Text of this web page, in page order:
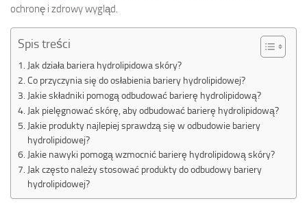
ochronę i zdrowy wygląd.
Spis treści
Jak działa bariera hydrolipidowa skóry?
Co przyczynia się do osłabienia bariery hydrolipidowej?
Jakie składniki pomogą odbudować barierę hydrolipidową?
Jak pielęgnować skórę, aby odbudować barierę hydrolipidową?
Jakie produkty najlepiej sprawdzą się w odbudowie bariery
hydrolipidowej?
Jakie nawyki pomogą wzmocnić barierę hydrolipidową skóry?
Jak często należy stosować produkty do odbudowy bariery
hydrolipidowej?